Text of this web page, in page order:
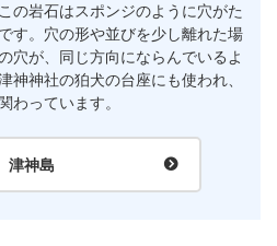
の岩石はスポンジのように穴がた
す。穴の形や並びを少し離れた場
穴が、同じ方向にならんでいるよ
神神社の狛犬の台座にも使われ、
わっています。
津神島